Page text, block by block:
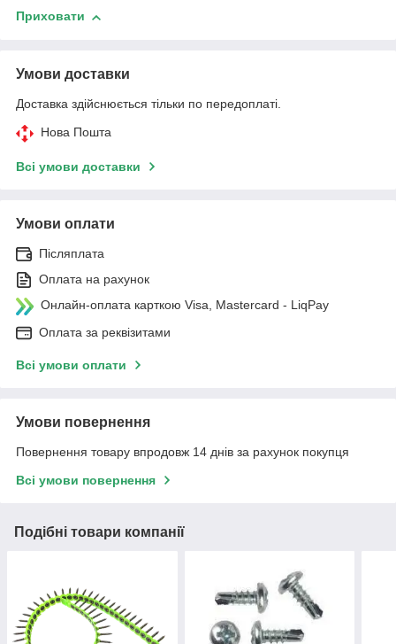
Приховати
Умови доставки
Доставка здійснюється тільки по передоплаті.
Нова Пошта
Всі умови доставки
Умови оплати
Післяплата
Оплата на рахунок
Онлайн-оплата карткою Visa, Mastercard - LiqPay
Оплата за реквізитами
Всі умови оплати
Умови повернення
Повернення товару впродовж 14 днів за рахунок покупця
Всі умови повернення
Подібні товари компанії